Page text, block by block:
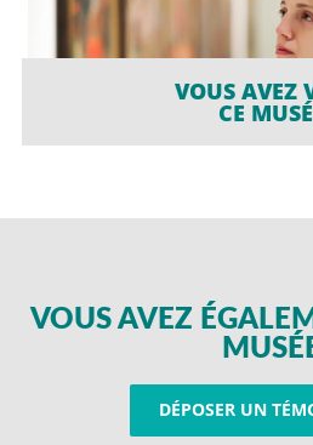
VOUS AVEZ
CE
VOUS AVEZ
DÉPOSER UN